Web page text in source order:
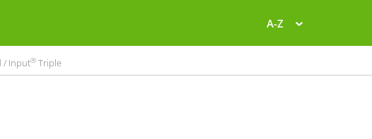
A-Z
/ Input® Triple